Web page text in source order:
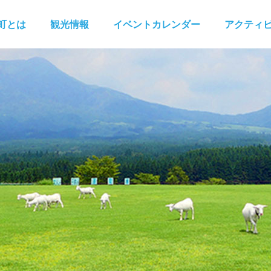
とは 観光情報 イベントカレンダー アクティ